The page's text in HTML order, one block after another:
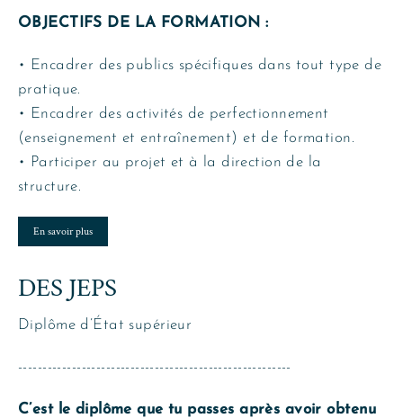
OBJECTIFS DE LA FORMATION :
• Encadrer des publics spécifiques dans tout type de
pratique.
• Encadrer des activités de perfectionnement
(enseignement et entraînement) et de formation.
• Participer au projet et à la direction de la
structure.
En savoir plus
DES JEPS
Diplôme d’État supérieur
--------------------------------------------------------
C’est le diplôme que tu passes après avoir obtenu